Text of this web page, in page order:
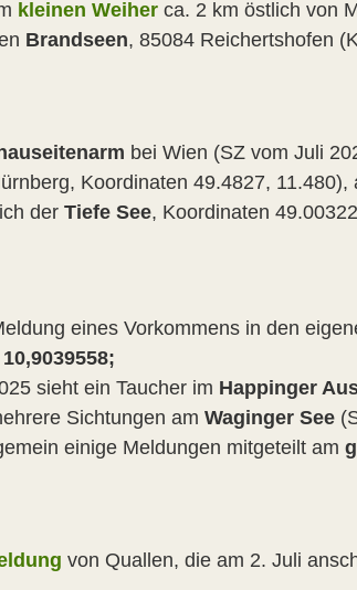
kleinen Weiher ca. 2 km östlich von
Brandseen, 85084 Reichertshofen
bei Wien (SZ vom Juli
Koordinaten 49.4827, 11.480),
der Tiefe See, Koordinaten
eines Vorkommens in den
sieht ein Taucher im Happinger
Sichtungen am Waginger See
einige Meldungen mitgeteilt am
von Quallen, die am 2. Juli